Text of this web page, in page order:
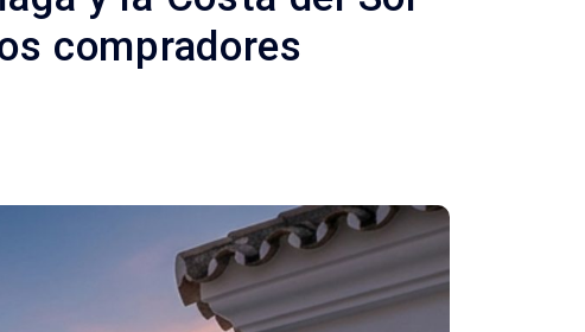
compradores